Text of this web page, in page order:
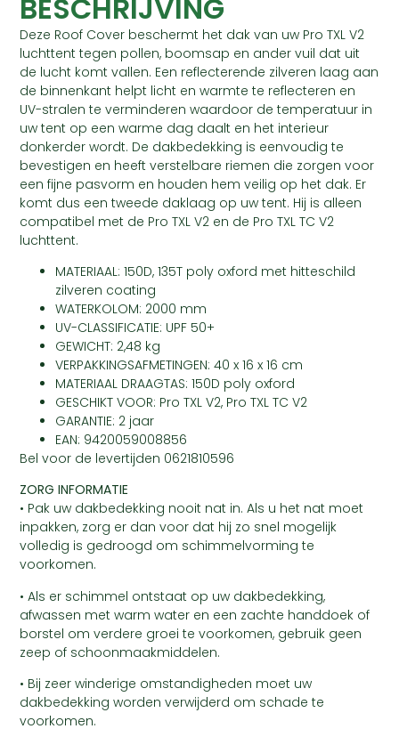
BESCHRIJVING
Deze Roof Cover beschermt het dak van uw Pro TXL V2
luchttent tegen pollen, boomsap en ander vuil dat uit
de lucht komt vallen. Een reflecterende zilveren laag aan
de binnenkant helpt licht en warmte te reflecteren en
UV-stralen te verminderen waardoor de temperatuur in
uw tent op een warme dag daalt en het interieur
donkerder wordt. De dakbedekking is eenvoudig te
bevestigen en heeft verstelbare riemen die zorgen voor
een fijne pasvorm en houden hem veilig op het dak. Er
komt dus een tweede daklaag op uw tent. Hij is alleen
compatibel met de Pro TXL V2 en de Pro TXL TC V2
luchttent.
MATERIAAL: 150D, 135T poly oxford met hitteschild
zilveren coating
WATERKOLOM: 2000 mm
UV-CLASSIFICATIE: UPF 50+
GEWICHT: 2,48 kg
VERPAKKINGSAFMETINGEN: 40 x 16 x 16 cm
MATERIAAL DRAAGTAS: 150D poly oxford
GESCHIKT VOOR: Pro TXL V2, Pro TXL TC V2
GARANTIE: 2 jaar
EAN: 9420059008856
Bel voor de levertijden 0621810596
ZORG INFORMATIE
• Pak uw dakbedekking nooit nat in. Als u het nat moet
inpakken, zorg er dan voor dat hij zo snel mogelijk
volledig is gedroogd om schimmelvorming te
voorkomen.
• Als er schimmel ontstaat op uw dakbedekking,
afwassen met warm water en een zachte handdoek of
borstel om verdere groei te voorkomen, gebruik geen
zeep of schoonmaakmiddelen.
• Bij zeer winderige omstandigheden moet uw
dakbedekking worden verwijderd om schade te
voorkomen.